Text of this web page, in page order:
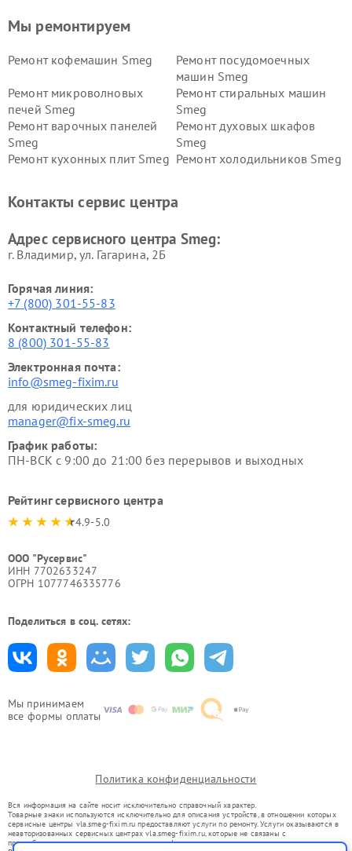
Мы принимаем
все формы оплаты
Мы ремонтируем
Ремонт кофемашин Smeg
Ремонт посудомоечных
машин Smeg
Ремонт микроволновых
печей Smeg
Ремонт стиральных машин
Smeg
Ремонт варочных панелей
Smeg
Ремонт духовых шкафов
Smeg
Ремонт кухонных плит Smeg Ремонт холодильников Smeg
Контакты сервис центра
Адрес сервисного центра Smeg:
г. Владимир, ул. Гагарина, 2Б
Горячая линия:
+7 (800) 301-55-83
Контактный телефон:
8 (800) 301-55-83
Электронная почта:
info@smeg-fixim.ru
для юридических лиц
manager@fix-smeg.ru
График работы:
ПН-ВСК с 9:00 до 21:00 без перерывов и выходных
Рейтинг сервисного центра
4.9-5.0
ООО "Русервис"
ИНН 7702633247
ОГРН 1077746335776
Поделиться в соц. сетях:
Политика конфиденциальности
Вся информация на сайте носит исключительно справочный характер.
Товарные знаки используются исключительно для описания устройств, в отношении которых
сервисные центры vla.smeg-fixim.ru предоставляют услуги по ремонту. Услуги оказываются в
неавторизованных сервисных центрах vla.smeg-fixim.ru, которые не связаны с
правообладателями товарных знаков или их официальными представителями.